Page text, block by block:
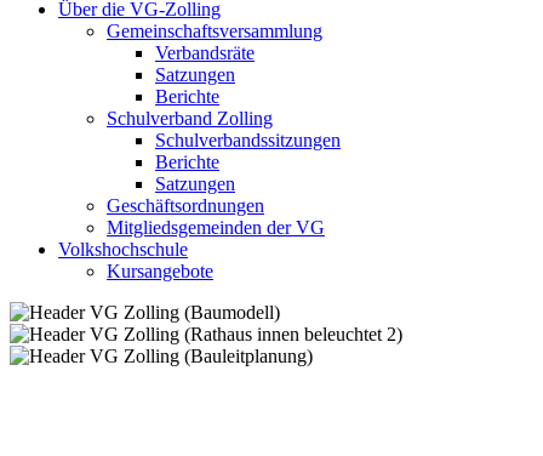
Über die VG-Zolling
Gemeinschaftsversammlung
Verbandsräte
Satzungen
Berichte
Schulverband Zolling
Schulverbandssitzungen
Berichte
Satzungen
Geschäftsordnungen
Mitgliedsgemeinden der VG
Volkshochschule
Kursangebote